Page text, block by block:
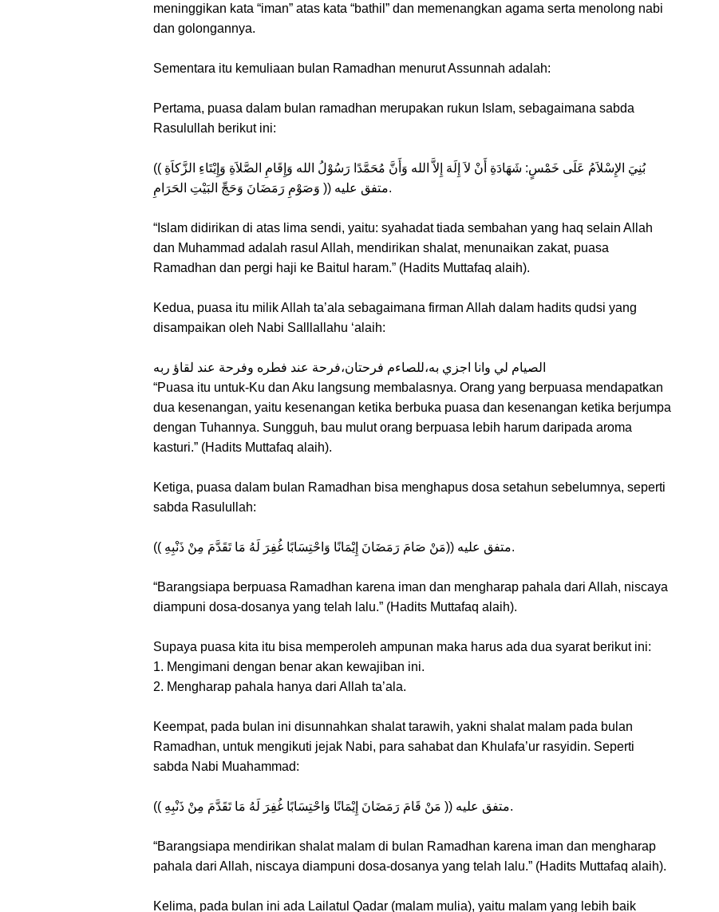
meninggikan kata “iman” atas kata “bathil” dan memenangkan agama serta menolong nabi
dan golongannya.
Sementara itu kemuliaan bulan Ramadhan menurut Assunnah adalah:
Pertama, puasa dalam bulan ramadhan merupakan rukun Islam, sebagaimana sabda
Rasulullah berikut ini:
(( بُنِيَ الإِسْلاَمُ عَلَى خَمْسٍ: شَهَادَةِ أَنْ لاَ إِلَهَ إِلاَّ الله وَأَنَّ مُحَمَّدًا رَسُوْلُ الله وَإِقَامِ الصَّلاَةِ وَإِيْتَاءِ الزَّكاَةِ
وَصَوْمِ رَمَضَانَ وَحَجِّ البَيْتِ الحَرَامِ )) متفق عليه.
“Islam didirikan di atas lima sendi, yaitu: syahadat tiada sembahan yang haq selain Allah
dan Muhammad adalah rasul Allah, mendirikan shalat, menunaikan zakat, puasa
Ramadhan dan pergi haji ke Baitul haram.” (Hadits Muttafaq alaih).
Kedua, puasa itu milik Allah ta’ala sebagaimana firman Allah dalam hadits qudsi yang
disampaikan oleh Nabi Salllallahu ‘alaih:
الصيام لي وانا اجزي به،للصاءم فرحتان،فرحة عند فطره وفرحة عند لقاؤ ربه
“Puasa itu untuk-Ku dan Aku langsung membalasnya. Orang yang berpuasa mendapatkan
dua kesenangan, yaitu kesenangan ketika berbuka puasa dan kesenangan ketika berjumpa
dengan Tuhannya. Sungguh, bau mulut orang berpuasa lebih harum daripada aroma
kasturi.” (Hadits Muttafaq alaih).
Ketiga, puasa dalam bulan Ramadhan bisa menghapus dosa setahun sebelumnya, seperti
sabda Rasulullah:
(( مَنْ صَامَ رَمَضَانَ إِيْمَانًا وَاحْتِسَابًا غُفِرَ لَهُ مَا تَقَدَّمَ مِنْ ذَنْبِهِ)) متفق عليه.
“Barangsiapa berpuasa Ramadhan karena iman dan mengharap pahala dari Allah, niscaya
diampuni dosa-dosanya yang telah lalu.” (Hadits Muttafaq alaih).
Supaya puasa kita itu bisa memperoleh ampunan maka harus ada dua syarat berikut ini:
1. Mengimani dengan benar akan kewajiban ini.
2. Mengharap pahala hanya dari Allah ta’ala.
Keempat, pada bulan ini disunnahkan shalat tarawih, yakni shalat malam pada bulan
Ramadhan, untuk mengikuti jejak Nabi, para sahabat dan Khulafa’ur rasyidin. Seperti
sabda Nabi Muahammad:
(( مَنْ قَامَ رَمَضَانَ إِيْمَانًا وَاحْتِسَابًا غُفِرَ لَهُ مَا تَقَدَّمَ مِنْ ذَنْبِهِ )) متفق عليه.
“Barangsiapa mendirikan shalat malam di bulan Ramadhan karena iman dan mengharap
pahala dari Allah, niscaya diampuni dosa-dosanya yang telah lalu.” (Hadits Muttafaq alaih).
Kelima, pada bulan ini ada Lailatul Qadar (malam mulia), yaitu malam yang lebih baik